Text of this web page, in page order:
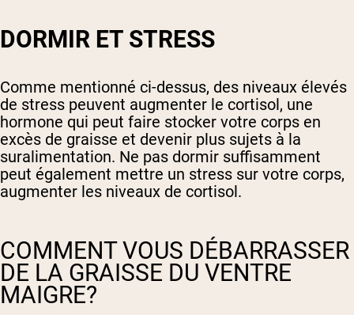
DORMIR ET STRESS
Comme mentionné ci-dessus, des niveaux élevés
de stress peuvent augmenter le cortisol, une
hormone qui peut faire stocker votre corps en
excès de graisse et devenir plus sujets à la
suralimentation. Ne pas dormir suffisamment
peut également mettre un stress sur votre corps,
augmenter les niveaux de cortisol.
COMMENT VOUS DÉBARRASSER
DE LA GRAISSE DU VENTRE
MAIGRE?